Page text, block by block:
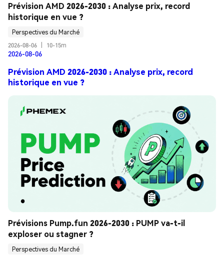
Prévision AMD 2026-2030 : Analyse prix, record
historique en vue ?
Perspectives du Marché
2026-08-06
10-15m
2026-08-06
Prévision AMD 2026-2030 : Analyse prix, record
historique en vue ?
Prévisions Pump.fun 2026-2030 : PUMP va-t-il
exploser ou stagner ?
Perspectives du Marché